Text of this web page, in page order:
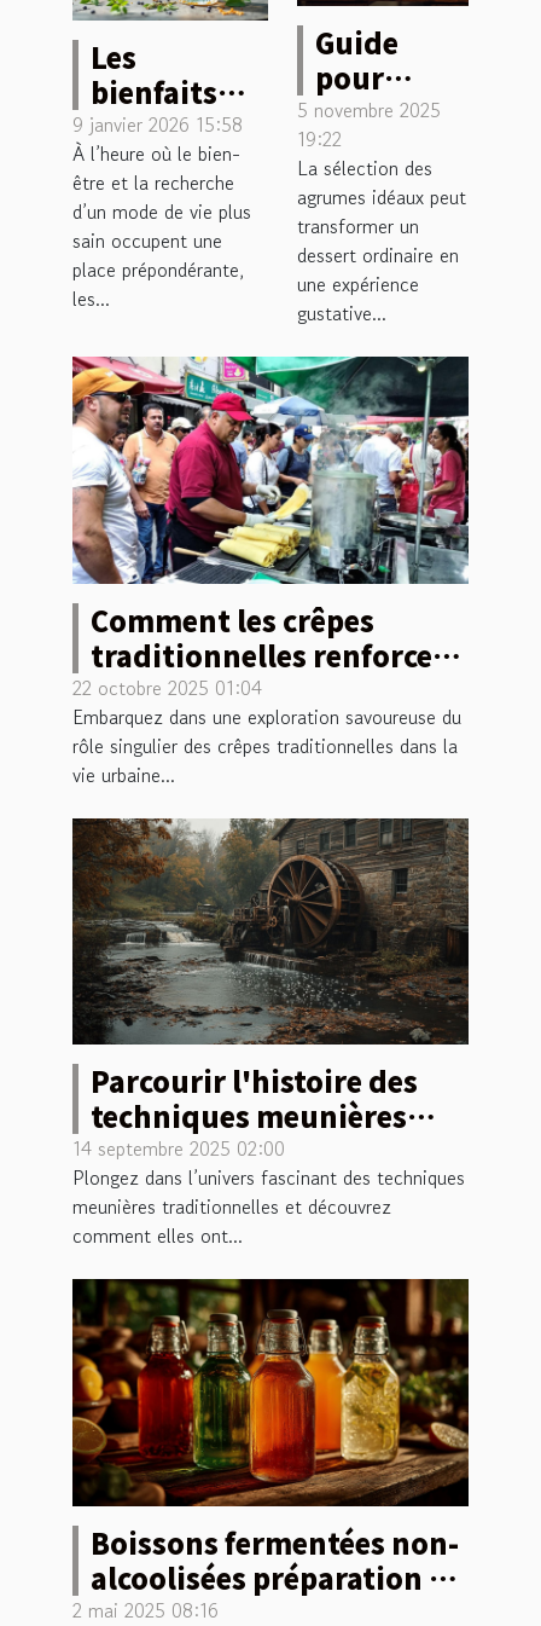
Les
bienfaits
surprenants
des
spiritueux
sans alcool
9 janvier 2026 15:58
À l’heure où le bien-
être et la recherche
d’un mode de vie plus
sain occupent une
place prépondérante,
les...
Guide
pour
choisir les
meilleurs
agrumes
pour vos
desserts
5 novembre 2025
19:22
La sélection des
agrumes idéaux peut
transformer un
dessert ordinaire en
une expérience
gustative...
Comment les crêpes
traditionnelles renforcent
la convivialité urbaine ?
22 octobre 2025 01:04
Embarquez dans une exploration savoureuse du
rôle singulier des crêpes traditionnelles dans la
vie urbaine...
Parcourir l'histoire des
techniques meunières
traditionnelles
14 septembre 2025 02:00
Plongez dans l’univers fascinant des techniques
meunières traditionnelles et découvrez
comment elles ont...
Boissons fermentées non-
alcoolisées préparation et
vertus
2 mai 2025 08:16